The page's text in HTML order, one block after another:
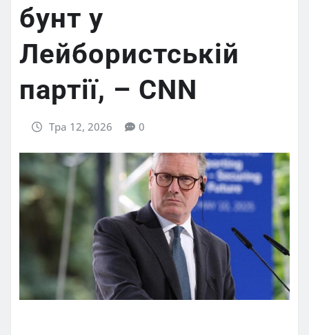
бунт у
Лейбористській
партії, – CNN
Тра 12, 2026 0